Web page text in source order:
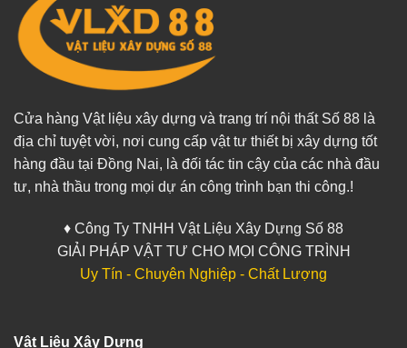
Cửa hàng Vật liệu xây dựng và trang trí nội thất Số 88 là
địa chỉ tuyệt vời, nơi cung cấp vật tư thiết bị xây dựng tốt
hàng đầu tại Đồng Nai, là đối tác tin cậy của các nhà đầu
tư, nhà thầu trong mọi dự án công trình bạn thi công.!
♦ Công Ty TNHH Vật Liệu Xây Dựng Số 88
GIẢI PHÁP VẬT TƯ CHO MỌI CÔNG TRÌNH
Uy Tín - Chuyên Nghiệp - Chất Lượng
Vật Liệu Xây Dựng